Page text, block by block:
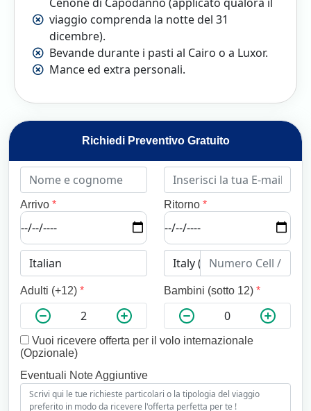
viaggio comprenda la notte del 31
dicembre).
Bevande durante i pasti al Cairo o a Luxor.
Mance ed extra personali.
Richiedi Preventivo Gratuito
Arrivo * Ritorno *
Adulti (+12) * Bambini (sotto 12) *
Vuoi ricevere offerta per il volo internazionale
(Opzionale)
Eventuali Note Aggiuntive